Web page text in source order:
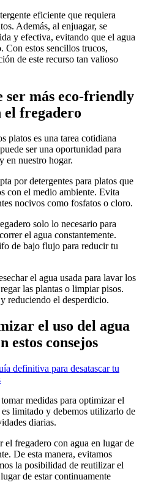
eficiente que requiera
Además, al enjuagar, se
y efectiva, evitando que el agua
Con estos sencillos trucos,
de este recurso tan valioso
ser más eco-friendly
el fregadero
platos es una tarea cotidiana
ser una oportunidad para
en nuestro hogar.
por detergentes para platos que
con el medio ambiente. Evita
nocivos como fosfatos o cloro.
solo lo necesario para
el agua constantemente.
de bajo flujo para reducir tu
el agua usada para lavar los
las plantas o limpiar pisos.
reduciendo el desperdicio.
el uso del agua
estos consejos
definitiva para desatascar tu
medidas para optimizar el
limitado y debemos utilizarlo de
diarias.
el fregadero con agua en lugar de
De esta manera, evitamos
la posibilidad de reutilizar el
de estar continuamente